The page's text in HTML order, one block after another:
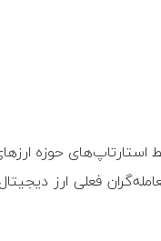
حوزه
فعلی ارز